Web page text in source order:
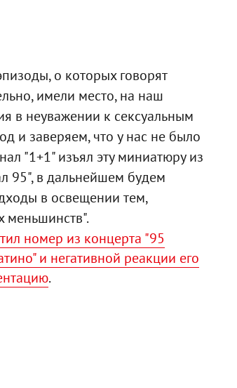
о которых говорят
имели место, на наш
в неуважении к сексуальным
и заверяем, что у нас не было
"1+1" изъял эту миниатюру из
95", в дальнейшем будем
в освещении тем,
меньшинств".
номер из концерта "95
и негативной реакции его
.